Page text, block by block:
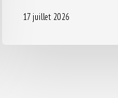
17 juillet 2026